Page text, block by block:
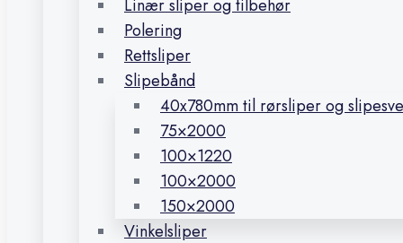
Linær sliper og tilbehør
Polering
Rettsliper
Slipebånd
40x780mm til rørsliper og
75×2000
100×1220
100×2000
150×2000
Vinkelsliper